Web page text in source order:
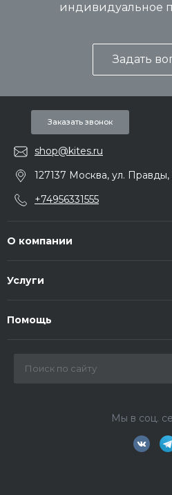
индивидуальное
Задать
Заказать звонок
shop@kites.ru
127137 Москва, ул. Правды,
+74956331555
О компании
Услуги
Помощь
Мы в соц.